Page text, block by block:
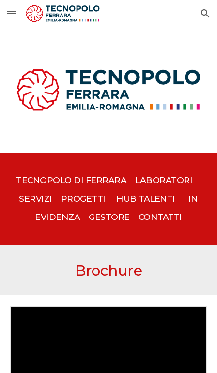
Skip to main content Skip to navigation
TECNOPOLO DI FERRARA
LABORATORI
SERVIZI
PROGETTI HUB TALENTI
IN
EVIDENZA
GESTORE CONTATTI
Brochure